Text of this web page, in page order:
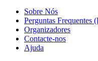
Sobre Nós
Perguntas Frequentes
Organizadores
Contacte-nos
Ajuda